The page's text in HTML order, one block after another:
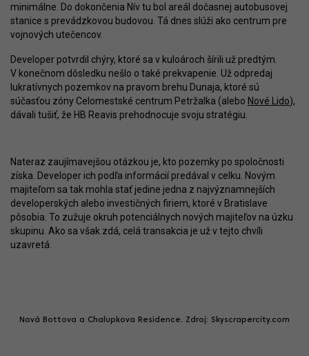
minimálne. Do dokončenia Nív tu bol areál dočasnej autobusovej
stanice s prevádzkovou budovou. Tá dnes slúži ako centrum pre
vojnových utečencov.
Developer potvrdil chýry, ktoré sa v kuloároch šírili už predtým.
V konečnom dôsledku nešlo o také prekvapenie. Už odpredaj
lukratívnych pozemkov na pravom brehu Dunaja, ktoré sú
súčasťou zóny Celomestské centrum Petržalka (alebo Nové Lido),
dávali tušiť, že HB Reavis prehodnocuje svoju stratégiu.
Nateraz zaujímavejšou otázkou je, kto pozemky po spoločnosti
získa. Developer ich podľa informácií predával v celku. Novým
majiteľom sa tak mohla stať jedine jedna z najvýznamnejších
developerských alebo investičných firiem, ktoré v Bratislave
pôsobia. To zužuje okruh potenciálnych nových majiteľov na úzku
skupinu. Ako sa však zdá, celá transakcia je už v tejto chvíli
uzavretá.
Nová Bottova a Chalupkova Residence. Zdroj: Skyscrapercity.com